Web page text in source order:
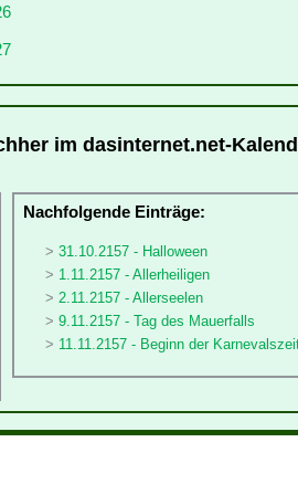
im dasinternet.net-
Nachfolgende Einträge:
31.10.2157 - Halloween
1.11.2157 - Allerheiligen
2.11.2157 - Allerseelen
9.11.2157 - Tag des Mauerfalls
11.11.2157 - Beginn der